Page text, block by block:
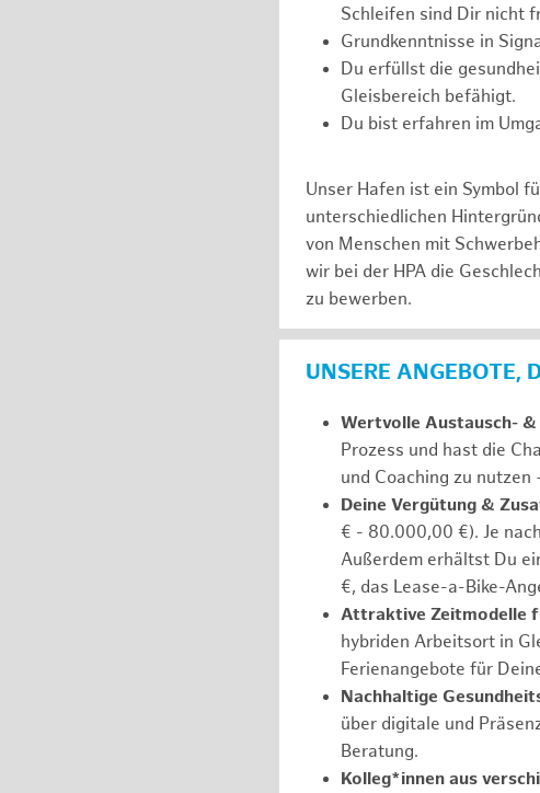
Schleifen sind Dir nicht
Grundkenntnisse in
Du erfüllst die
Gleisbereich befähigt.
Du bist erfahren im
Unser Hafen ist ein Symbol
unterschiedlichen
von Menschen mit
wir bei der HPA die
zu bewerben.
UNSERE ANGEBOTE,
Wertvolle Austausch-
Prozess und hast die
und Coaching zu
Deine Vergütung &
€ - 80.000,00 €). Je
Außerdem erhältst Du
€, das Lease-a-Bike-
Attraktive Zeitmodelle
hybriden Arbeitsort in
Ferienangebote für
Nachhaltige
über digitale und
Beratung.
Kolleg*innen aus